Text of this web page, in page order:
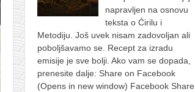
napravljen na osnovu
teksta o Ćirilu i
Metodiju. Još uvek nisam zadovoljan ali
poboljšavamo se. Recept za izradu
emisije je sve bolji. Ako vam se dopada,
prenesite dalje: Share on Facebook
(Opens in new window) Facebook Share